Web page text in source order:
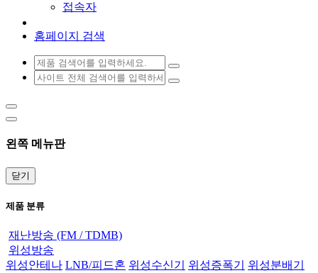
접속자
홈페이지 검색
왼쪽 메뉴판
닫기
제품 분류
재난방송 (FM / TDMB)
위성방송
위성안테나 LNB/피드혼 위성수신기 위성증폭기
위성분배기